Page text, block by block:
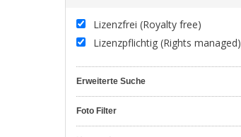
Lizenzfrei (Royalty free)
Lizenzpflichtig (Rights managed)
Erweiterte Suche
Foto Filter